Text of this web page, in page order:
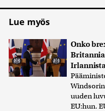
Lue myös
Onko
Britannia
uuden
EU:hun.